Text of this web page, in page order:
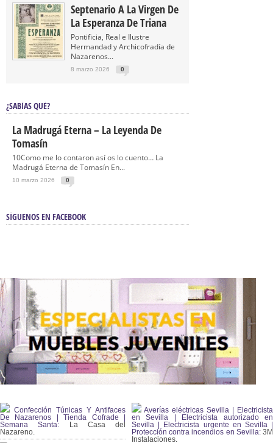
Septenario A La Virgen De
La Esperanza De Triana
Pontificia, Real e Ilustre
Hermandad y Archicofradía de
Nazarenos...
8 marzo 2026 0
¿SABÍAS QUÉ?
La Madrugá Eterna – La Leyenda De
Tomasín
10Como me lo contaron así os lo cuento… La
Madrugá Eterna de Tomasín En...
10 marzo 2026 0
SÍGUENOS EN FACEBOOK
Confección Túnicas Y Antifaces
De Nazarenos | Tienda Cofrade |
Semana Santa: La Casa del
Nazareno.
Averías eléctricas Sevilla | Electricista
en Sevilla | Electricista autorizado en
Sevilla | Electricista urgente en Sevilla |
Protección contra incendios en Sevilla:3M
Instalaciones.